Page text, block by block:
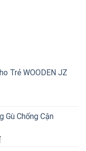
Trẻ WOODEN JZ
₫.
Gù Chống Cận
Giá